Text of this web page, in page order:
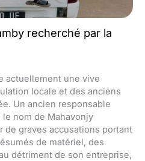
recherché par la
actuellement une vive
locale et des anciens
Un ancien responsable
nom de Mahavonjy
de graves accusations portant
de matériel, des
détriment de son entreprise,